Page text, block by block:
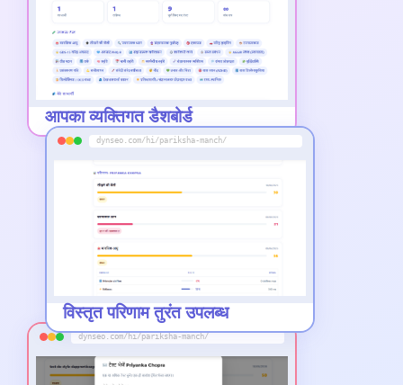
आपका व्यक्तिगत डैशबोर्ड
dynseo.com/hi/pariksha-manch/
विस्तृत परिणाम तुरंत उपलब्ध
dynseo.com/hi/pariksha-manch/